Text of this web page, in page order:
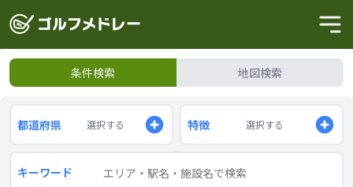
条件検索 地図検索
都道府県 選択する 特徴 選択する
キーワード